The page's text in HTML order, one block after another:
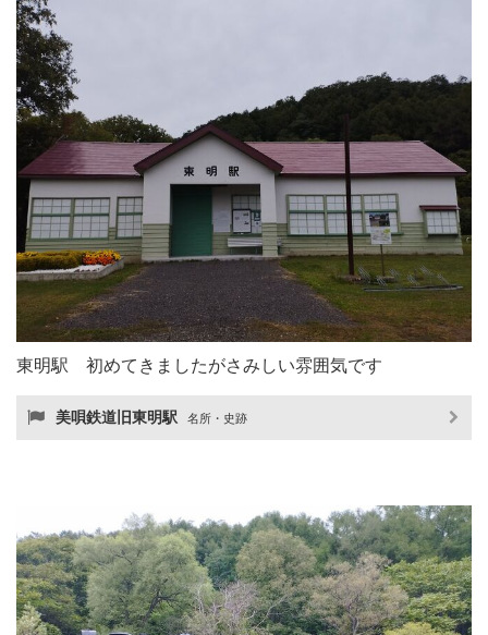
東明駅 初めてきましたがさみしい雰囲気です
美唄鉄道旧東明駅 名所・史跡